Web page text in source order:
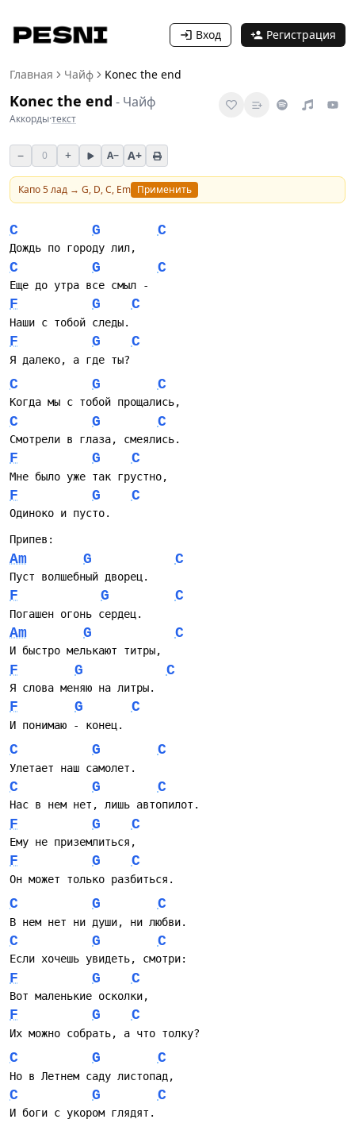
Вход Регистрация
Главная Чайф Konec the end
Konec the end - Чайф
Аккорды·текст
− 0 + A− A+
Капо5лад → G, D, C, Em Применить
C G C
Дождь по городу лил,
C G C
Еще до утра все смыл -
F G C
Наши с тобой следы.
F G C
Я далеко, а где ты?
C G C
Когда мы с тобой прощались,
C G C
Смотрели в глаза, смеялись.
F G C
Мне было уже так грустно,
F G C
Одиноко и пусто.
Припев:
Am G C
Пуст волшебный дворец.
F G C
Погашен огонь сердец.
Am G C
И быстро мелькают титры,
F G C
Я слова меняю на литры.
F G C
И понимаю - конец.
C G C
Улетает наш самолет.
C G C
Нас в нем нет, лишь автопилот.
F G C
Ему не приземлиться,
F G C
Он может только разбиться.
C G C
В нем нет ни души, ни любви.
C G C
Если хочешь увидеть, смотри:
F G C
Вот маленькие осколки,
F G C
Их можно собрать, а что толку?
C G C
Но в Летнем саду листопад,
C G C
И боги с укором глядят.